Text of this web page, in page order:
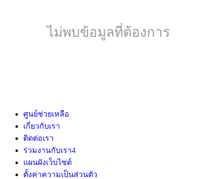
ไม่พบข้อมูลที่ต้องการ
ศูนย์ช่วยเหลือ
เกี่ยวกับเรา
ติดต่อเรา
ร่วมงานกับเรา4
แผนผังเว็บไซต์
ตั้งค่าความเป็นส่วนตัว